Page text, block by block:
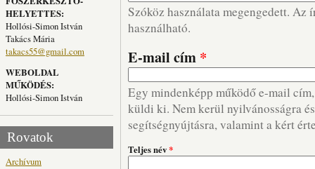
HELYETTES:
Hollósi-Simon István
Takács Mária
takacs55@gmail.com
WEBOLDAL
MŰKÖDÉS:
Hollósi-Simon István
Rovatok
Archívum
Szóköz használata megengedett. Az
használható.
E-mail cím *
Egy mindenképp működő e-mail
küldi ki. Nem kerül nyilvánosságra
segítségnyújtásra, valamint a kért
Teljes név*